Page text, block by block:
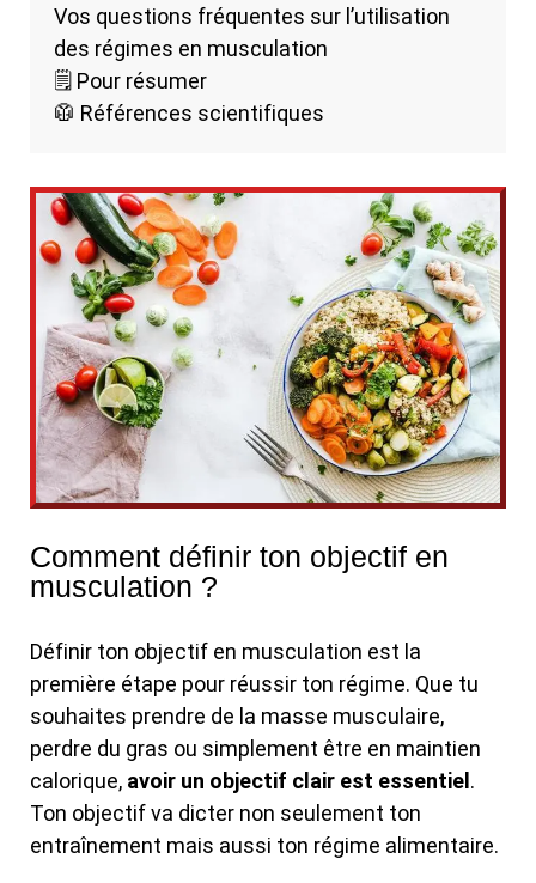
Vos questions fréquentes sur l’utilisation
des régimes en musculation
🗒️ Pour résumer
🥼 Références scientifiques
Comment définir ton objectif en
musculation ?
Définir ton objectif en musculation est la
première étape pour réussir ton régime. Que tu
souhaites prendre de la masse musculaire,
perdre du gras ou simplement être en maintien
calorique, avoir un objectif clair est essentiel.
Ton objectif va dicter non seulement ton
entraînement mais aussi ton régime alimentaire.